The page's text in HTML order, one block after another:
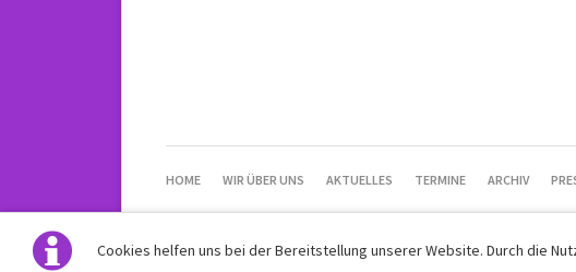
Cookies helfen uns bei der Bereitstellung unserer Website. Durch die
NAVIGATION
HOME WIR ÜBER UNS AKTUELLES TERMINE ARCHIV